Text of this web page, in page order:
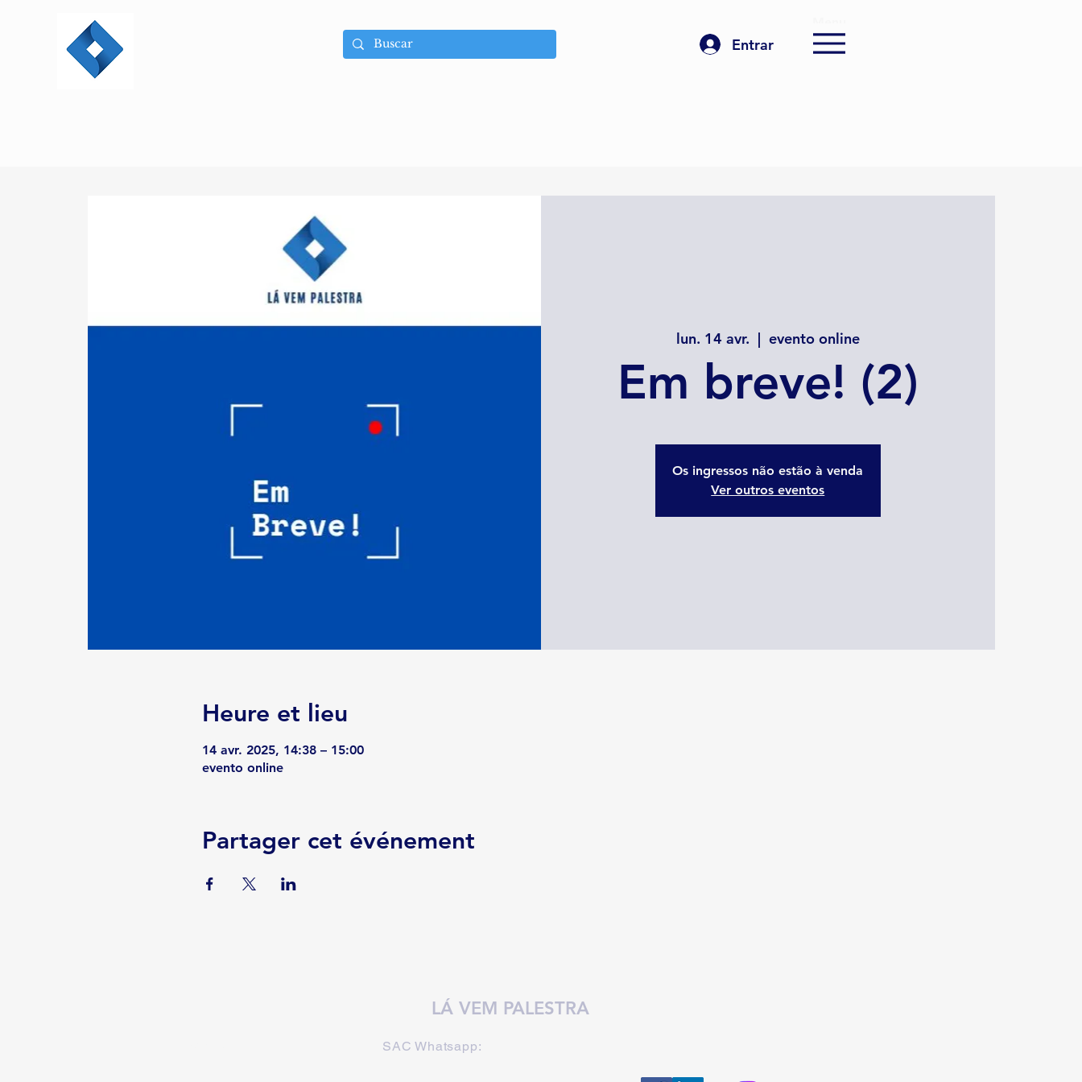
Entrar
lun. 14 avr.
  |
evento online
Em breve! (2)
Os ingressos não estão à venda
Ver outros eventos
Heure et lieu
14 avr. 2025, 14:38 – 15:00
evento online
Partager cet événement
LÁ VEM PALESTRA
SAC Whatsapp: